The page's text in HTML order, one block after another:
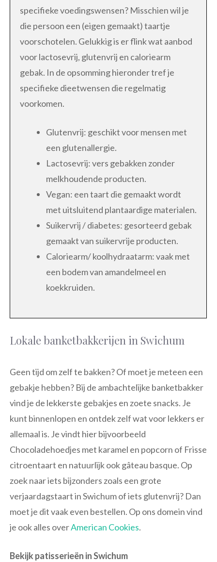
specifieke voedingswensen? Misschien wil je
die persoon een (eigen gemaakt) taartje
voorschotelen. Gelukkig is er flink wat aanbod
voor lactosevrij, glutenvrij en caloriearm
gebak. In de opsomming hieronder tref je
specifieke dieetwensen die regelmatig
voorkomen.
Glutenvrij: geschikt voor mensen met
een glutenallergie.
Lactosevrij: vers gebakken zonder
melkhoudende producten.
Vegan: een taart die gemaakt wordt
met uitsluitend plantaardige materialen.
Suikervrij / diabetes: gesorteerd gebak
gemaakt van suikervrije producten.
Caloriearm/ koolhydraatarm: vaak met
een bodem van amandelmeel en
koekkruiden.
Lokale banketbakkerijen in Swichum
Geen tijd om zelf te bakken? Of moet je meteen een
gebakje hebben? Bij de ambachtelijke banketbakker
vind je de lekkerste gebakjes en zoete snacks. Je
kunt binnenlopen en ontdek zelf wat voor lekkers er
allemaal is. Je vindt hier bijvoorbeeld
Chocoladehoedjes met karamel en popcorn of Frisse
citroentaart en natuurlijk ook gâteau basque. Op
zoek naar iets bijzonders zoals een grote
verjaardagstaart in Swichum of iets glutenvrij? Dan
moet je dit vaak even bestellen. Op ons domein vind
je ook alles overAmerican Cookies.
Bekijk patisserieën in Swichum